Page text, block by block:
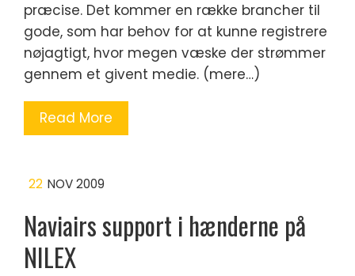
præcise. Det kommer en række brancher til
gode, som har behov for at kunne registrere
nøjagtigt, hvor megen væske der strømmer
gennem et givent medie. (mere…)
Read More
22 NOV 2009
Naviairs support i hænderne på
NILEX